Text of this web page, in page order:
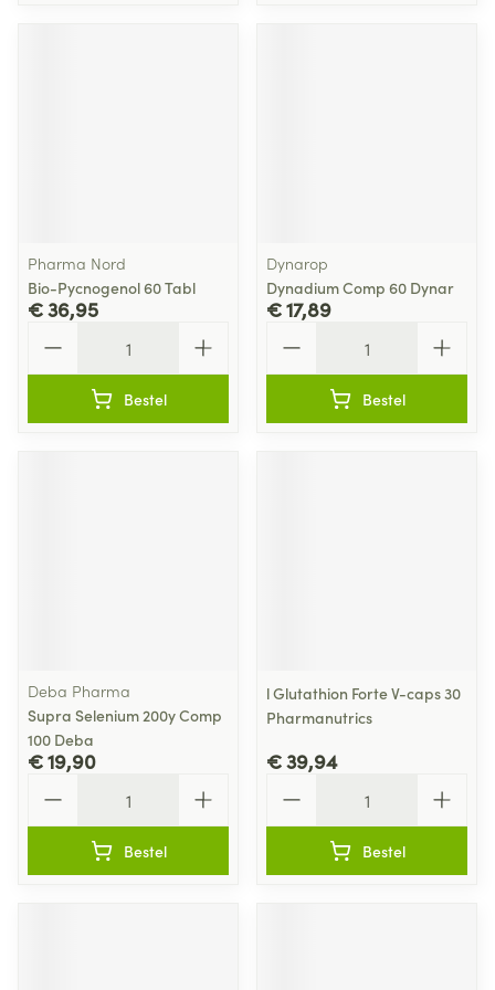
Pharma Nord
Bio-Pycnogenol 60 Tabl
€ 36,95
Bestel
Dynarop
Dynadium Comp 60 Dynar
€ 17,89
Bestel
Deba Pharma
Supra Selenium 200y Comp
100 Deba
€ 19,90
Bestel
l Glutathion Forte V-caps 30
Pharmanutrics
€ 39,94
Bestel